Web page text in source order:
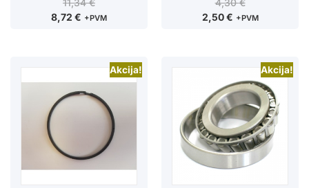
8,72 € +PVM
2,50€ +PVM
Akcija! Akcija!